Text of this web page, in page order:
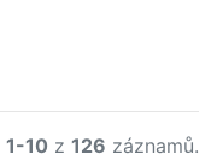
1-10 z 126 záznamů.